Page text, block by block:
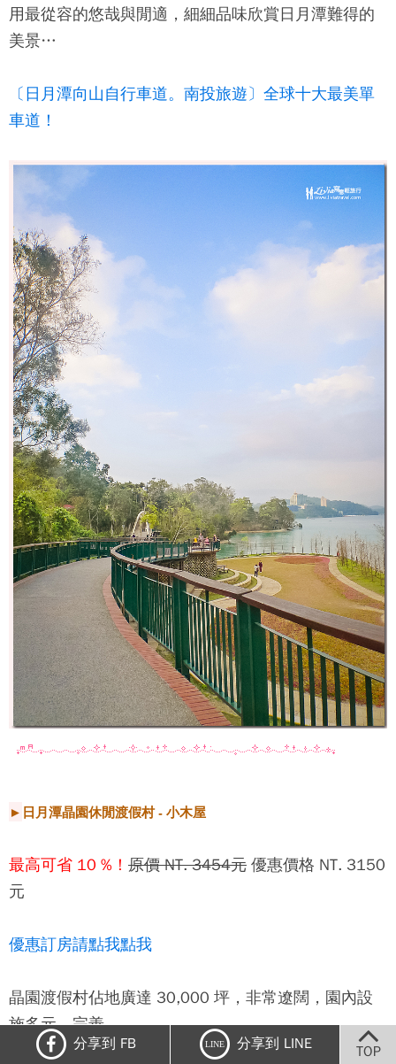
用最從容的悠哉與閒適，細細品味欣賞日月潭難得的
美景…
〔日月潭向山自行車道。南投旅遊〕全球十大最美單
車道！
► 日月潭晶園休閒渡假村 - 小木屋
最高可省 10 %！ 原價 NT. 3454元 優惠價格 NT. 3150
元
優惠訂房請點我點我
晶園渡假村佔地廣達 30,000 坪，非常遼闊，園內設
施多元、完善，
分享到 FB LINE 分享到 LINE TOP